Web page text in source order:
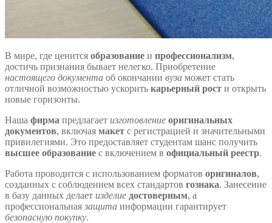
В мире, где ценится образование и профессионализм,
достичь признания бывает нелегко. Приобретение
настоящего документа об окончании вуза может стать
отличной возможностью ускорить карьерный рост и открыть
новые горизонты.
Наша фирма предлагает изготовление оригинальных
документов, включая макет с регистрацией и значительными
привилегиями. Это предоставляет студентам шанс получить
высшее образование с включением в официальный реестр.
Работа проводится с использованием форматов оригиналов,
созданных с соблюдением всех стандартов гознака. Занесение
в базу данных делает изделие достоверным, а
профессиональная защита информации гарантирует
безопасную покупку.